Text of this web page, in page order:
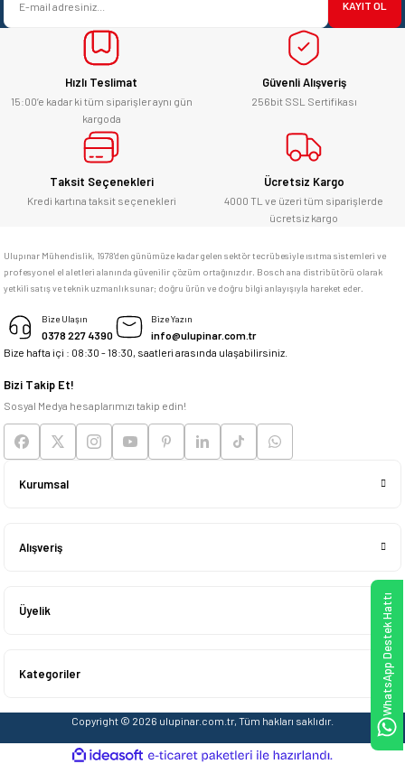
Ürün fiyatı diğer sitelerden daha pahalı.
Bu ürüne benzer farklı alternatifler olmalı.
başarılı. hayırlı işler. teşekkürler.
yücel çağatay uzun | 12/06/2026
Kesinlikle orjinal ürün, güvenerek
alabilirsiniz.
E... Ü... | 10/06/2026
Bosch marka alet alacaksam kesinlikle
adresim Ulupınar.com.tr
memnun kaldım
Deneyimini Paylaş
KAYIT OL
Hızlı Teslimat
15:00’e kadar ki tüm siparişler aynı gün
kargoda
Güvenli Alışveriş
256bit SSL Sertifikası
Taksit Seçenekleri
Kredi kartına taksit seçenekleri
Ücretsiz Kargo
4000 TL ve üzeri tüm siparişlerde
ücretsiz kargo
Ulupınar Mühendislik, 1978'den günümüze kadar gelen sektör tecrübesiyle ısıtma sistemleri ve
profesyonel el aletleri alanında güvenilir çözüm ortağınızdır. Bosch ana distribütörü olarak
yetkili satış ve teknik uzmanlık sunar; doğru ürün ve doğru bilgi anlayışıyla hareket eder.
Bize Ulaşın
0378 227 4390
Bize Yazın
info@ulupinar.com.tr
Bize hafta içi : 08:30 - 18:30, saatleri arasında ulaşabilirsiniz.
Bizi Takip Et!
Sosyal Medya hesaplarımızı takip edin!
Kurumsal
Alışveriş
Üyelik
Kategoriler
Copyright © 2026 ulupinar.com.tr, Tüm hakları saklıdır.
WhatsApp Destek Hattı
ideasoft e-